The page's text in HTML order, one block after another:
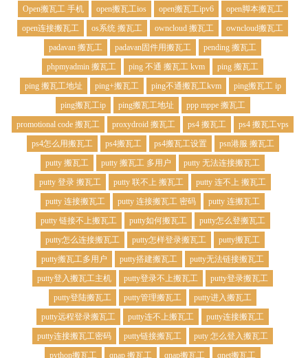
Open搬瓦工 手机 open搬瓦工ios open搬瓦工ipv6
open脚本搬瓦工
open连接搬瓦工
os系统 搬瓦工 owncloud 搬瓦工
owncloud搬瓦工
padavan 搬瓦工
padavan固件用搬瓦工
pending 搬瓦工
phpmyadmin 搬瓦工
ping 不通 搬瓦工 kvm
ping 搬瓦工
ping 搬瓦工地址
ping+搬瓦工 ping不通搬瓦工kvm
ping搬瓦工 ip
ping搬瓦工ip
ping搬瓦工地址
ppp mppe 搬瓦工
promotional code 搬瓦工
proxydroid 搬瓦工 ps4 搬瓦工
ps4 搬瓦工vps
ps4怎么用搬瓦工
ps4搬瓦工 ps4搬瓦工设置
psn港服 搬瓦工
putty 搬瓦工
putty 搬瓦工 多用户
putty 无法连接搬瓦工
putty 登录 搬瓦工
putty 联不上 搬瓦工
putty 连不上 搬瓦工
putty 连接搬瓦工
putty 连接搬瓦工 密码
putty 连搬瓦工
putty 链接不上搬瓦工
putty如何搬瓦工
putty怎么登搬瓦工
putty怎么连接搬瓦工
putty怎样登录搬瓦工
putty搬瓦工
putty搬瓦工多用户
putty搭建搬瓦工
putty无法链接搬瓦工
putty登入搬瓦工主机
putty登录不上搬瓦工
putty登录搬瓦工
putty登陆搬瓦工
putty管理搬瓦工
putty进入搬瓦工
putty远程登录搬瓦工
putty连不上搬瓦工
putty连接搬瓦工
putty连接搬瓦工密码
putty链接搬瓦工
puty 怎么登入搬瓦工
python搬瓦工
qnap 搬瓦工 qnap搬瓦工
qnet搬瓦工